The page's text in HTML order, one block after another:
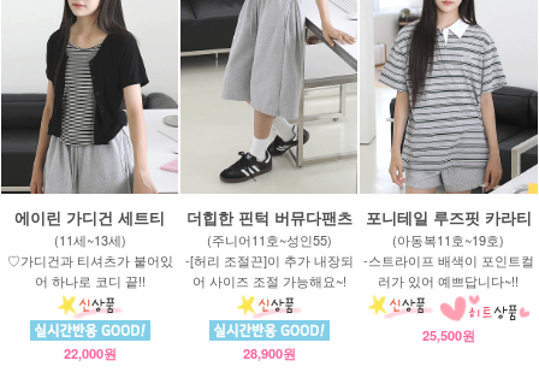
에이린 가디건 세트티
(11세~13세)
♡가디건과 티셔츠가 붙어있
어 하나로 코디 끝!!
22,000원
더힙한 핀턱 버뮤다팬츠
(주니어11호~성인55)
-[허리 조절끈]이 추가 내장되
어 사이즈 조절 가능해요~!
28,900원
포니테일 루즈핏 카라티
(아동복11호~19호)
-스트라이프 배색이 포인트컬
러가 있어 예쁘답니다~!!
25,500원